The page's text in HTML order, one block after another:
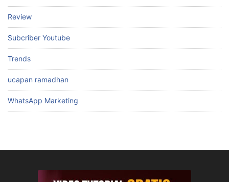
Review
Subcriber Youtube
Trends
ucapan ramadhan
WhatsApp Marketing